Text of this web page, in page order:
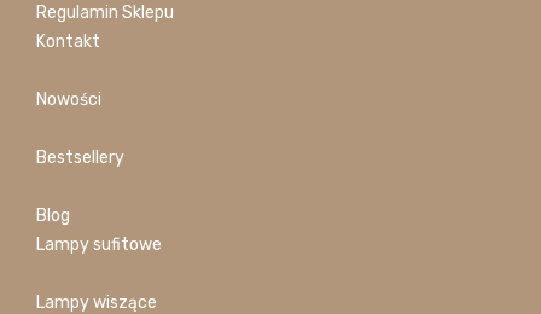
Regulamin Sklepu
Kontakt
Nowości
Bestsellery
Blog
Lampy sufitowe
Lampy wiszące